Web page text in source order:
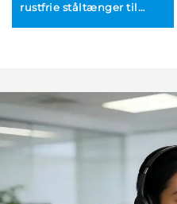
rustfrie ståltænger til
køkken og BBQ